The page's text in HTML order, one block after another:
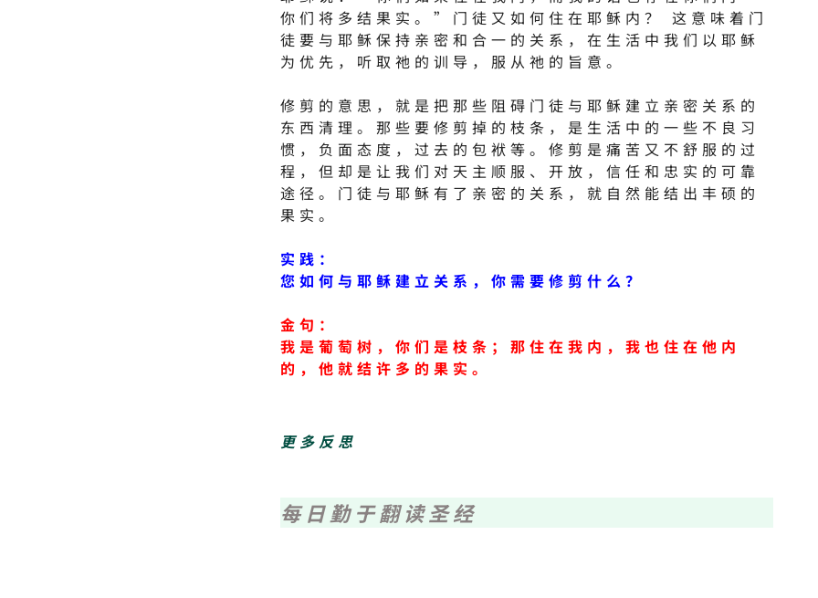
你们将多结果实。”门徒又如何住在耶稣内？ 这意味着门
徒要与耶稣保持亲密和合一的关系，在生活中我们以耶稣
为优先，听取祂的训导，服从祂的旨意。
修剪的意思，就是把那些阻碍门徒与耶稣建立亲密关系的
东西清理。那些要修剪掉的枝条，是生活中的一些不良习
惯，负面态度，过去的包袱等。修剪是痛苦又不舒服的过
程，但却是让我们对天主顺服、开放，信任和忠实的可靠
途径。门徒与耶稣有了亲密的关系，就自然能结出丰硕的
果实。
实践：
您如何与耶稣建立关系，你需要修剪什么？
金句：
我是葡萄树，你们是枝条；那住在我内，我也住在他内
的，他就结许多的果实。
更多反思
每日勤于翻读圣经